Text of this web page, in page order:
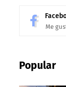
Me
Popular